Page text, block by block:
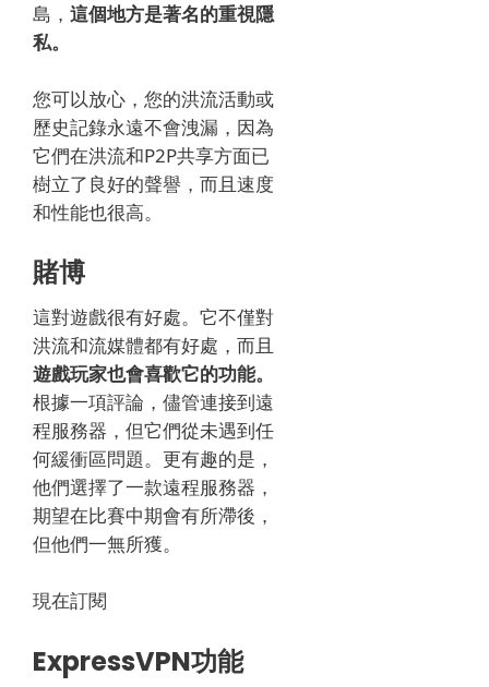
島， 這個地方是著名的重視隱
私。
您可以放心，您的洪流活動或
歷史記錄永遠不會洩漏，因為
它們在洪流和P2P共享方面已
樹立了良好的聲譽，而且速度
和性能也很高。
賭博
這對遊戲很有好處。 它不僅對
洪流和流媒體都有好處，而且
遊戲玩家也會喜歡它的功能。
根據一項評論，儘管連接到遠
程服務器，但它們從未遇到任
何緩衝區問題。 更有趣的是，
他們選擇了一款遠程服務器，
期望在比賽中期會有所滯後，
但他們一無所獲。
現在訂閱
ExpressVPN功能